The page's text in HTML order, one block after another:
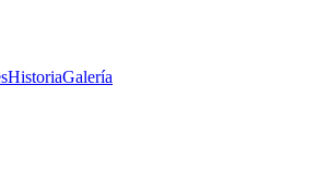
HistoriaGalería